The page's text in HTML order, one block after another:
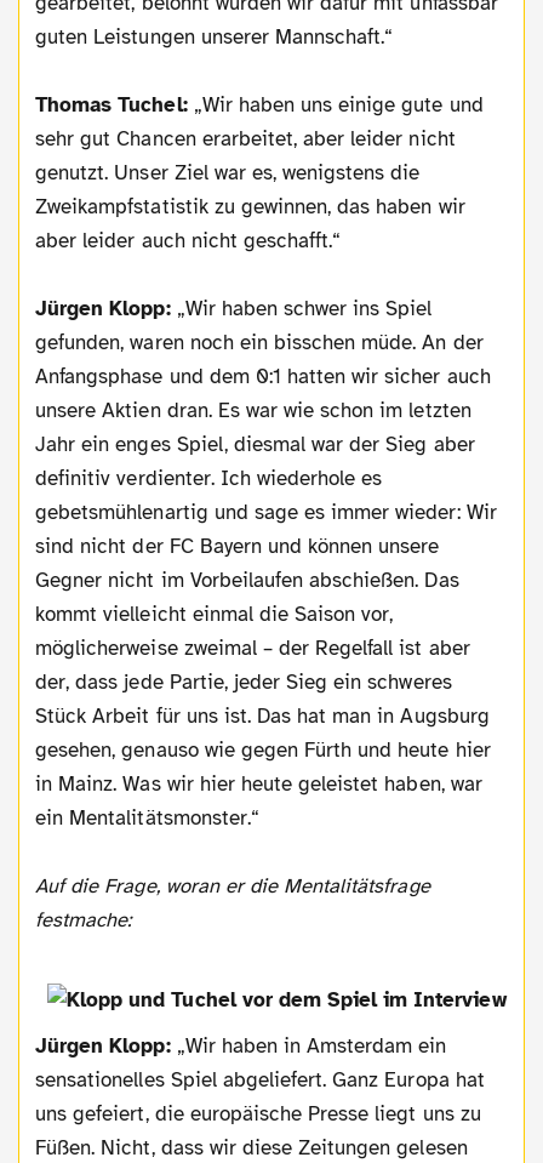
guten Leistungen unserer Mannschaft.“
Thomas Tuchel: „Wir haben uns einige gute und
sehr gut Chancen erarbeitet, aber leider nicht
genutzt. Unser Ziel war es, wenigstens die
Zweikampfstatistik zu gewinnen, das haben wir
aber leider auch nicht geschafft.“
Jürgen Klopp: „Wir haben schwer ins Spiel
gefunden, waren noch ein bisschen müde. An der
Anfangsphase und dem 0:1 hatten wir sicher auch
unsere Aktien dran. Es war wie schon im letzten
Jahr ein enges Spiel, diesmal war der Sieg aber
definitiv verdienter. Ich wiederhole es
gebetsmühlenartig und sage es immer wieder: Wir
sind nicht der FC Bayern und können unsere
Gegner nicht im Vorbeilaufen abschießen. Das
kommt vielleicht einmal die Saison vor,
möglicherweise zweimal – der Regelfall ist aber
der, dass jede Partie, jeder Sieg ein schweres
Stück Arbeit für uns ist. Das hat man in Augsburg
gesehen, genauso wie gegen Fürth und heute hier
in Mainz. Was wir hier heute geleistet haben, war
ein Mentalitätsmonster.“
Auf die Frage, woran er die Mentalitätsfrage
festmache:
Jürgen Klopp: „Wir haben in Amsterdam ein
sensationelles Spiel abgeliefert. Ganz Europa hat
uns gefeiert, die europäische Presse liegt uns zu
Füßen. Nicht, dass wir diese Zeitungen gelesen